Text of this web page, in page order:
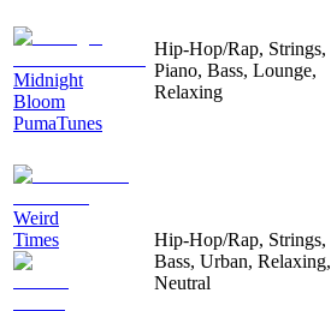
Midnight
Bloom
PumaTunes
Hip-Hop/Rap, Strings,
Piano, Bass, Lounge,
Relaxing
Weird
Times
Hip-Hop/Rap, Strings,
Bass, Urban, Relaxing,
Neutral